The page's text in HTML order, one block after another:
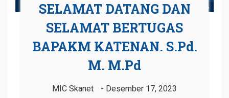
SELAMAT DATANG DAN
SELAMAT BERTUGAS
BAPAKM KATENAN. S.Pd.
M. M.Pd
MIC Skanet
Desember 17, 2023